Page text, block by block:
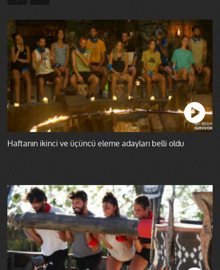
Haftanın ikinci ve üçüncü eleme adayları belli oldu